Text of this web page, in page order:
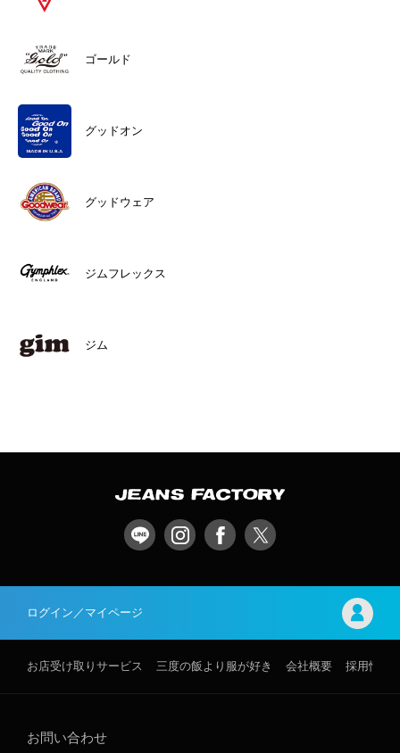
ゴールド
グッドオン
グッドウェア
ジムフレックス
ジム
ログイン／マイページ
お店受け取りサービス 三度の飯より服が好き 会社概要 採用情報
お問い合わせ